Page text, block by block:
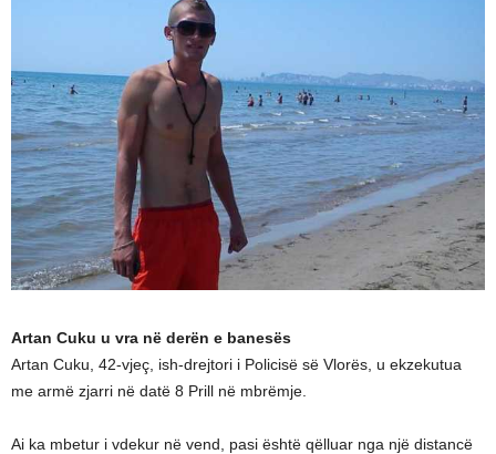
Artan Cuku u vra në derën e banesës
Artan Cuku, 42-vjeç, ish-drejtori i Policisë së Vlorës, u ekzekutua
me armë zjarri në datë 8 Prill në mbrëmje.
Ai ka mbetur i vdekur në vend, pasi është qëlluar nga një distancë